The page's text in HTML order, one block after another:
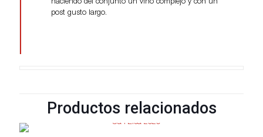
haciendo del conjunto un vino complejo y con un
post gusto largo.
Productos relacionados